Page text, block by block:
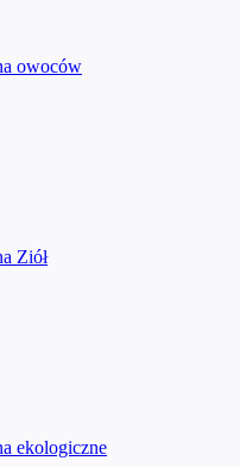
owoców
Ziół
ekologiczne